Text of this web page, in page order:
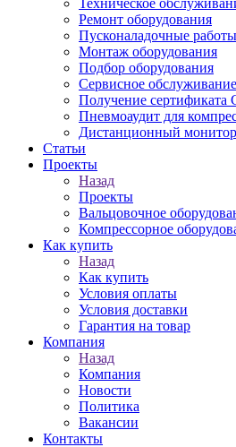
Техническое
Ремонт оборудования
Пусконаладочные работы
Монтаж оборудования
Подбор оборудования
Сервисное обслуживание
Получение сертификата
Пневмоаудит для
Дистанционный
Статьи
Проекты
Назад
Проекты
Вальцовочное
Компрессорное
Как купить
Назад
Как купить
Условия оплаты
Условия доставки
Гарантия на товар
Компания
Назад
Компания
Новости
Политика
Вакансии
Контакты